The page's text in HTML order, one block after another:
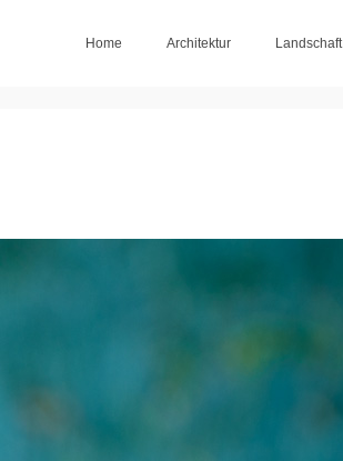
Home Architektur Landschaft